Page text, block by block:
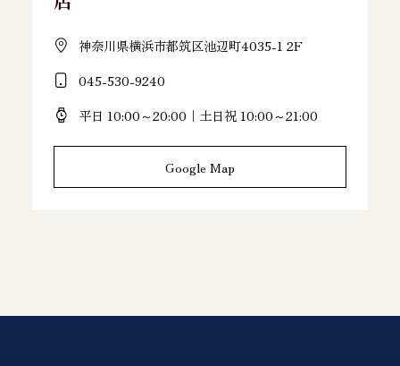
神奈川県横浜市都筑区池辺町4035-1 2F
045-530-9240
平日 10:00～20:00｜土日祝 10:00～21:00
Google Map